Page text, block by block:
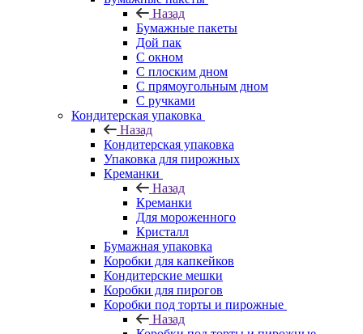
Назад
Бумажные пакеты
Дой пак
С окном
С плоским дном
С прямоугольным дном
С ручками
Кондитерская упаковка
Назад
Кондитерская упаковка
Упаковка для пирожных
Креманки
Назад
Креманки
Для мороженного
Кристалл
Бумажная упаковка
Коробки для капкейков
Кондитерские мешки
Коробки для пирогов
Коробки под торты и пирожные
Назад